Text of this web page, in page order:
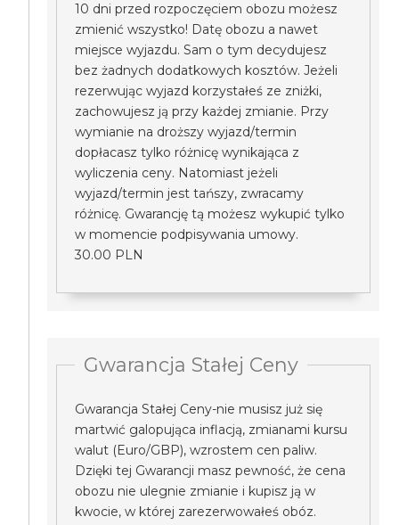
10 dni przed rozpoczęciem obozu możesz
zmienić wszystko! Datę obozu a nawet
miejsce wyjazdu. Sam o tym decydujesz
bez żadnych dodatkowych kosztów. Jeżeli
rezerwując wyjazd korzystałeś ze zniżki,
zachowujesz ją przy każdej zmianie. Przy
wymianie na droższy wyjazd/termin
dopłacasz tylko różnicę wynikająca z
wyliczenia ceny. Natomiast jeżeli
wyjazd/termin jest tańszy, zwracamy
różnicę. Gwarancję tą możesz wykupić tylko
w momencie podpisywania umowy.
30.00 PLN
Gwarancja Stałej Ceny
Gwarancja Stałej Ceny-nie musisz już się
martwić galopująca inflacją, zmianami kursu
walut (Euro/GBP), wzrostem cen paliw.
Dzięki tej Gwarancji masz pewność, że cena
obozu nie ulegnie zmianie i kupisz ją w
kwocie, w której zarezerwowałeś obóz.